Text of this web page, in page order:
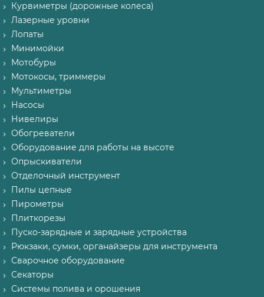
Курвиметры (дорожные колеса)
Лазерные уровни
Лопаты
Минимойки
Мотобуры
Мотокосы, триммеры
Мультиметры
Насосы
Нивелиры
Обогреватели
Оборудование для работы на высоте
Опрыскиватели
Отделочный инструмент
Пилы цепные
Пирометры
Плиткорезы
Пуско-зарядные и зарядные устройства
Рюкзаки, сумки, органайзеры для инструмента
Сварочное оборудование
Секаторы
Системы полива и орошения